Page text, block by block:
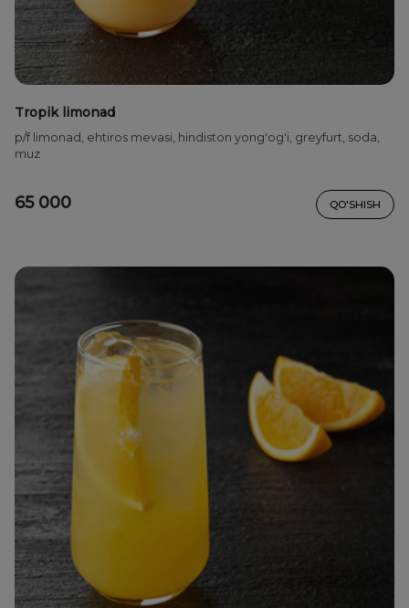
Tropik limonad
p/f limonad, ehtiros mevasi, hindiston yong'og'i, greyfurt, soda,
muz
65 000 QO'SHISH